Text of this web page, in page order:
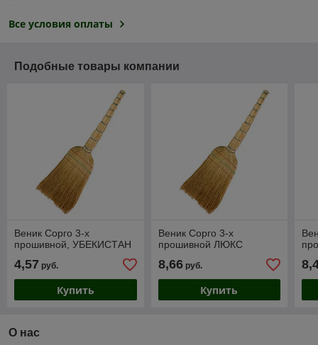
Все условия оплаты
Подобные товары компании
Веник Сорго 3-х
прошивной, УБЕКИСТАН
4,57 руб.
Купить
Веник Сорго 3-х
прошивной ЛЮКС
8,66руб.
Купить
О нас